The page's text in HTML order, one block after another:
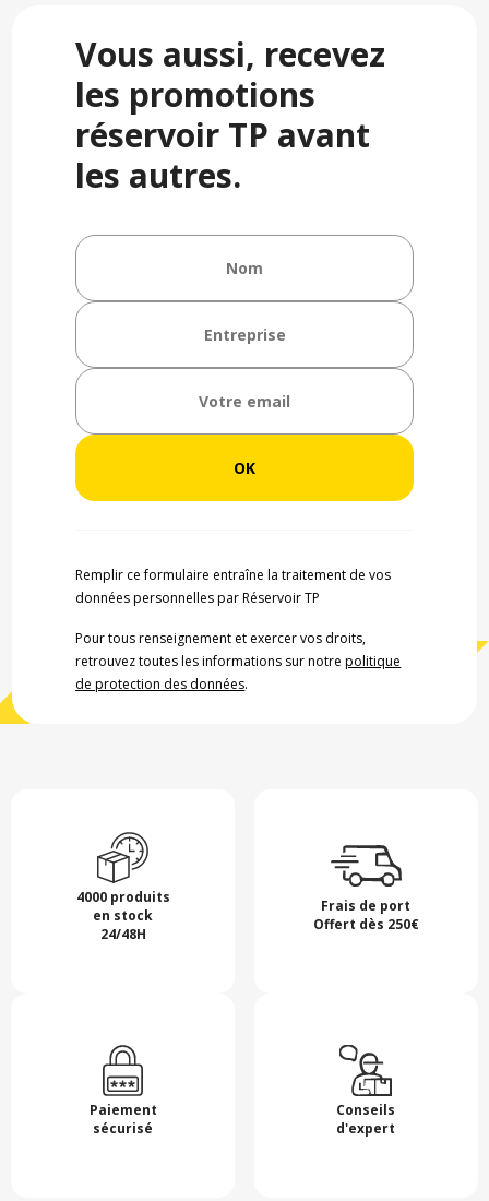
Vous aussi, recevez
les promotions
réservoir TP avant
les autres.
Remplir ce formulaire entraîne la traitement de vos
données personnelles par Réservoir TP
Pour tous renseignement et exercer vos droits,
retrouvez toutes les informations sur notrepolitique
de protection des données.
4000 produits
en stock
24/48H
Frais de port
Offert dès 250€
Paiement
sécurisé
Conseils
d'expert